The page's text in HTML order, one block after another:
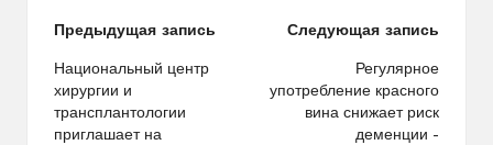
Навигация
по
записям
Предыдущая запись
Национальный центр
хирургии и
трансплантологии
приглашает на
Следующая запись
Регулярное
употребление красного
вина снижает риск
деменции –